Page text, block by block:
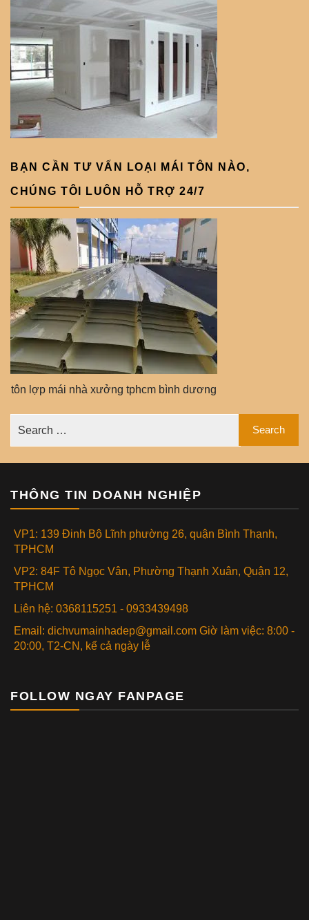
BẠN CẦN TƯ VẤN LOẠI MÁI TÔN NÀO,
CHÚNG TÔI LUÔN HỖ TRỢ 24/7
tôn lợp mái nhà xưởng tphcm bình dương
THÔNG TIN DOANH NGHIỆP
VP1: 139 Đinh Bộ Lĩnh phường 26, quận Bình Thạnh,
TPHCM
VP2: 84F Tô Ngọc Vân, Phường Thạnh Xuân, Quận 12,
TPHCM
Liên hệ: 0368115251 - 0933439498
Email: dichvumainhadep@gmail.com Giờ làm việc: 8:00 -
20:00, T2-CN, kể cả ngày lễ
FOLLOW NGAY FANPAGE